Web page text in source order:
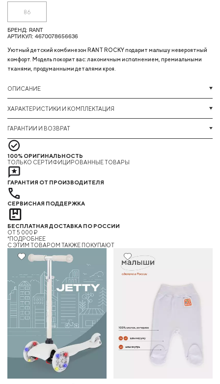
86
БРЕНД: RANT
АРТИКУЛ: 4670078656636
Уютный детский комбинезон RANT ROCKY подарит малышу невероятный
комфорт. Модель покорит вас: лаконичным исполнением, премиальными
тканями, продуманными деталями кроя.
ОПИСАНИЕ
ХАРАКТЕРИСТИКИ И КОМПЛЕКТАЦИЯ
ГАРАНТИИ И ВОЗВРАТ
100% ОРИГИНАЛЬНОСТЬ
ТОЛЬКО СЕРТИФИЦИРОВАННЫЕ ТОВАРЫ
ГАРАНТИЯ ОТ ПРОИЗВОДИТЕЛЯ
СЕРВИСНАЯ ПОДДЕРЖКА
БЕСПЛАТНАЯ ДОСТАВКА ПО РОССИИ
ОТ 5 000 ₽
*ПОДРОБНЕЕ
C ЭТИМ ТОВАРОМ ТАКЖЕ ПОКУПАЮТ
27% Хит